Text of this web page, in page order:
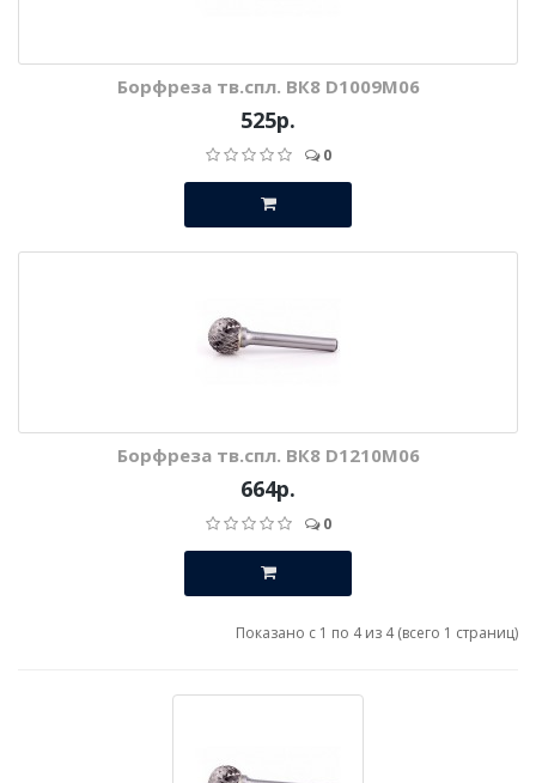
Борфреза тв.спл. ВК8 D1009М06
525р.
0
Борфреза тв.спл. ВК8 D1210М06
664р.
0
Показано с 1 по 4 из 4 (всего 1 страниц)